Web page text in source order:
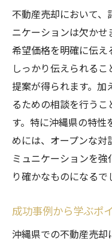
不動産売却において
ニケーションは欠か
希望価格を明確に伝え
しっかり伝えられる
提案が得られます。加
るための相談を行う
す。特に沖縄県の特
めには、オープンな対
ミュニケーションを
り確かなものになるで
成功事例から学ぶポ
沖縄県での不動産売却